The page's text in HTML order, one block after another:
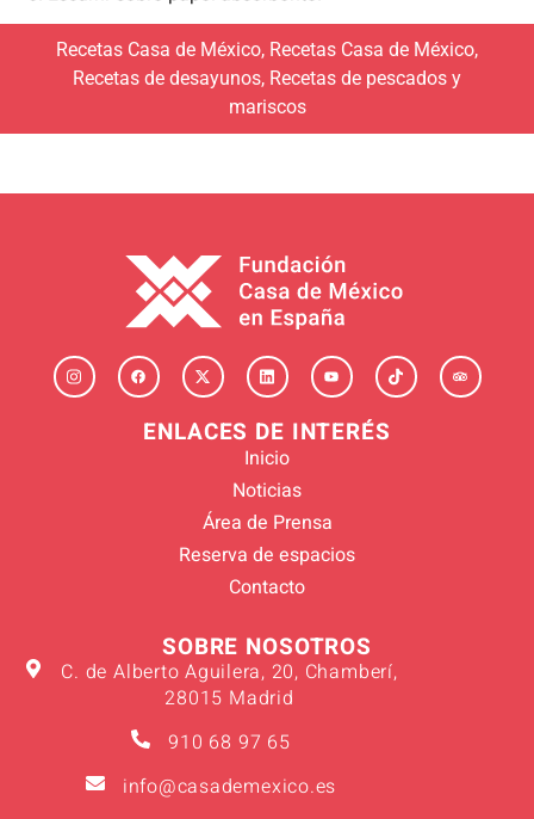
Recetas Casa de México, Recetas Casa de México,
Recetas de desayunos, Recetas de pescados y
mariscos
ENLACES DE INTERÉS
Inicio
Noticias
Área de Prensa
Reserva de espacios
Contacto
SOBRE NOSOTROS
C. de Alberto Aguilera, 20, Chamberí,
28015 Madrid
910 68 97 65
info@casademexico.es